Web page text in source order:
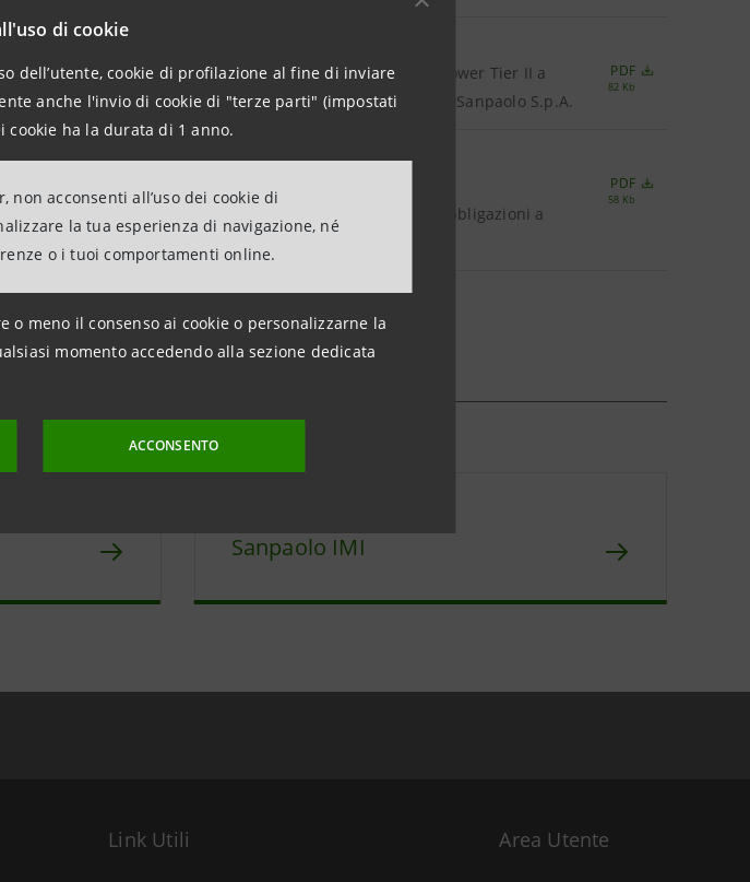
di cookie
dell’utente, cookie di profilazione al fine di inviare
anche l'invio di cookie di "terze parti" (impostati
cookie ha la durata di 1 anno.
acconsenti all’uso dei cookie di
la tua esperienza di navigazione, né
o i tuoi comportamenti online.
meno il consenso ai cookie o personalizzarne la
momento accedendo alla sezione dedicata
ACCONSENTO
Tier II a Tasso Variabile; Obbligazioni Subordinate Lower Tier II a
Crescente, o a Tasso Fisso Decrescente, emesse da Intesa Sanpaolo S.p.A.
PDF
82 Kb
Documento di Registrazione di Intesa Sanpaolo S.p.A.;
o a Tasso Fisso Crescente, o a Tasso Fisso Decrescente; Obbligazioni a
Zero Coupon, emesse da Intesa Sanpaolo S.p.A.
PDF
58 Kb
17:50:20
Sanpaolo IMI
Link Utili Area Utente